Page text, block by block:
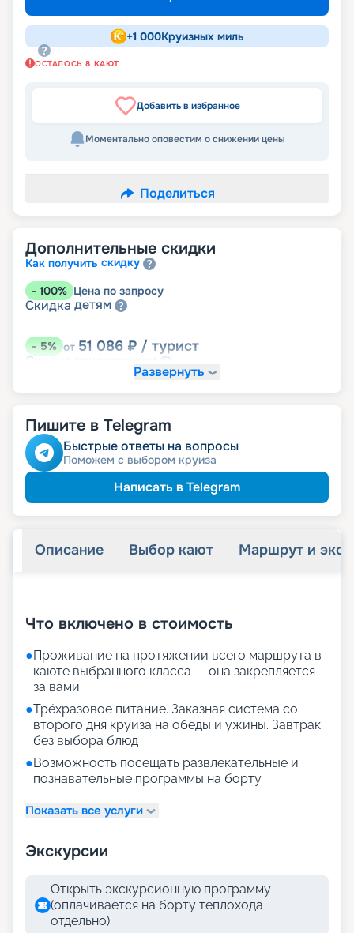
+1 000Круизных миль
ОСТАЛОСЬ 8 КАЮТ
Добавить в избранное
Моментально оповестим о снижении цены
Поделиться
Дополнительные скидки
Как получить скидку
- 100% Цена по запросу
Скидка детям
-5% от 51 086 ₽ / турист
Скидка
Развернуть
Пишите в Telegram
Быстрые ответы на вопросы
Поможем с выбором круиза
Написать в Telegram
Описание Выбор кают Маршрут и
Что включено в стоимость
●Проживание на протяжении всего маршрута в
каюте выбранного класса — она закрепляется
за вами
●Трёхразовое питание. Заказная система со
второго дня круиза на обеды и ужины. Завтрак
без выбора блюд
●Возможность посещать развлекательные и
познавательные программы на борту
Показать все услуги
Экскурсии
Открыть экскурсионную программу
(оплачивается на борту теплохода
отдельно)